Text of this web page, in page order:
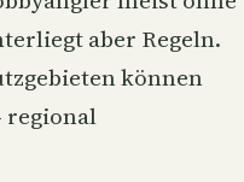
aber Regeln.
können
regional